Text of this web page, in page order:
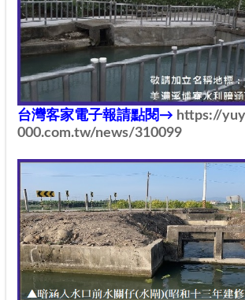
台灣客家電子報請點閱→ https://
000.com.tw/news/310099